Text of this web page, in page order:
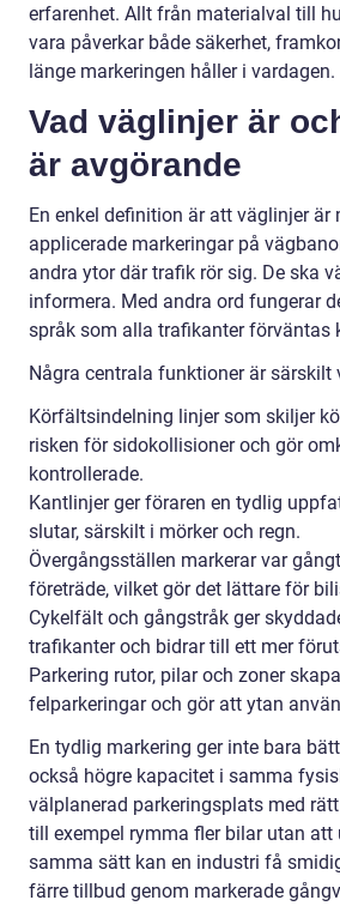
erfarenhet. Allt från materialval till
vara påverkar både säkerhet,
länge markeringen håller i vardagen.
Vad väglinjer är
är avgörande
En enkel definition är att väglinjer är
applicerade markeringar på
andra ytor där trafik rör sig. De ska
informera. Med andra ord fungerar
språk som alla trafikanter förväntas
Några centrala funktioner är särskilt
Körfältsindelning linjer som skiljer
risken för sidokollisioner och gör
kontrollerade.
Kantlinjer ger föraren en tydlig
slutar, särskilt i mörker och regn.
Övergångsställen markerar var
företräde, vilket gör det lättare för
Cykelfält och gångstråk ger
trafikanter och bidrar till ett mer
Parkering rutor, pilar och zoner
felparkeringar och gör att ytan
En tydlig markering ger inte bara
också högre kapacitet i samma
välplanerad parkeringsplats med
till exempel rymma fler bilar utan att
samma sätt kan en industri få
färre tillbud genom markerade